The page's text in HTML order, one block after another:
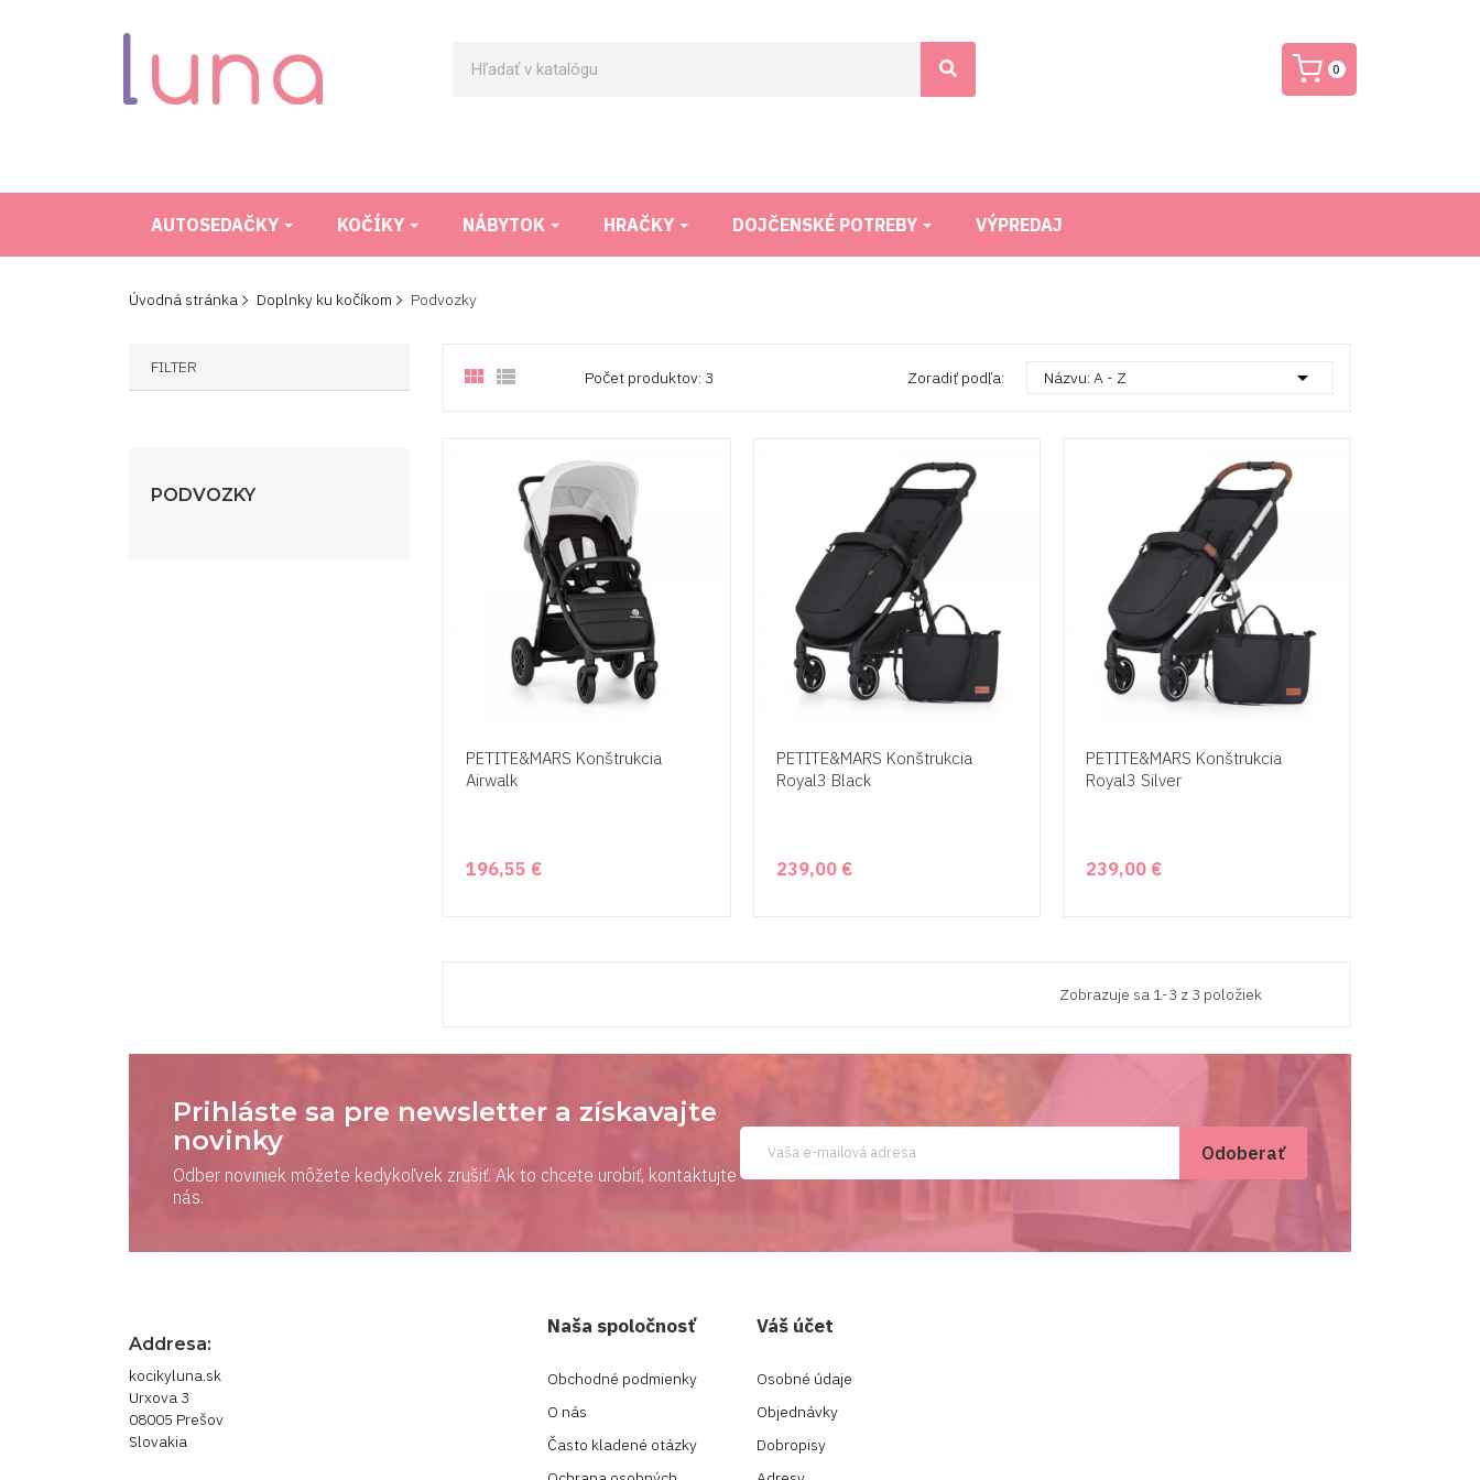
0
AUTOSEDAČKY KOČÍKY NÁBYTOK HRAČKY DOJČENSKÉ POTREBY VÝPREDAJ
Úvodná stránka Doplnky ku kočíkom Podvozky
FILTER
PODVOZKY
  Počet produktov: 3 Zoradiť podľa: Názvu: A - Z 
PETITE&MARS Konštrukcia
Airwalk
196,55 €
PETITE&MARS Konštrukcia
Royal3 Black
239,00 €
PETITE&MARS Konštrukcia
Royal3 Silver
239,00 €
Zobrazuje sa 1-3 z 3 položiek
Prihláste sa pre newsletter a získavajte
novinky
Odber noviniek môžete kedykoľvek zrušiť. Ak to chcete urobiť, kontaktujte
nás.
Addresa:
kocikyluna.sk
Urxova 3
08005 Prešov
Slovakia
Naša spoločnosť
Obchodné podmienky
O nás
Často kladené otázky
Váš účet
Osobné údaje
Objednávky
Dobropisy